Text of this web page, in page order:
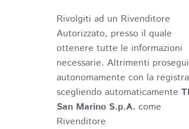
Rivolgiti ad un Rivenditore
Autorizzato, presso il quale
ottenere tutte le informazioni
necessarie. Altrimenti prosegui
autonomamente con la
scegliendo automaticamente
San Marino S.p.A. come
Rivenditore